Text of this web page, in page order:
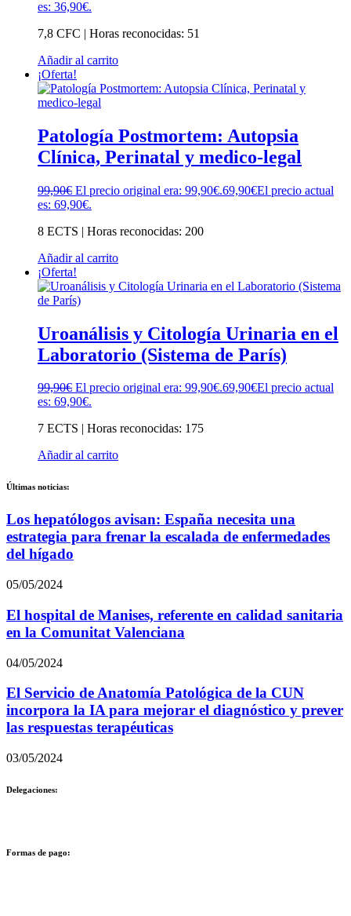
es: 36,90€.
7,8 CFC | Horas reconocidas: 51
Añadir al carrito
¡Oferta!
Patología Postmortem: Autopsia
Clínica, Perinatal y medico-legal
99,90€ El precio original era: 99,90€.69,90€El precio actual
es: 69,90€.
8 ECTS | Horas reconocidas: 200
Añadir al carrito
¡Oferta!
Uroanálisis y Citología Urinaria en el
Laboratorio (Sistema de París)
99,90€ El precio original era: 99,90€.69,90€El precio actual
es: 69,90€.
7 ECTS | Horas reconocidas: 175
Añadir al carrito
Últimas noticias:
Los hepatólogos avisan: España necesita una
estrategia para frenar la escalada de enfermedades
del hígado
05/05/2024
El hospital de Manises, referente en calidad sanitaria
en la Comunitat Valenciana
04/05/2024
El Servicio de Anatomía Patológica de la CUN
incorpora la IA para mejorar el diagnóstico y prever
las respuestas terapéuticas
03/05/2024
Delegaciones:
Formas de pago: